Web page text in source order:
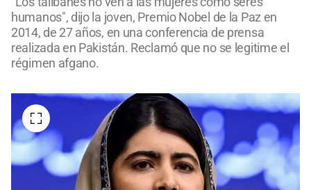
humanos", dijo la joven, Premio Nobel de la Paz en
2014, de 27 años, en una conferencia de prensa
realizada en Pakistán. Reclamó que no se legitime el
régimen afgano.